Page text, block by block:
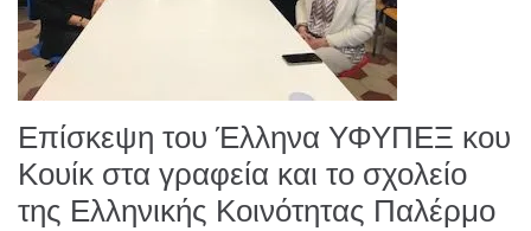
Επίσκεψη του Έλληνα ΥΦΥΠΕΞ κου
Κουίκ στα γραφεία και το σχολείο
της Ελληνικής Κοινότητας Παλέρμο